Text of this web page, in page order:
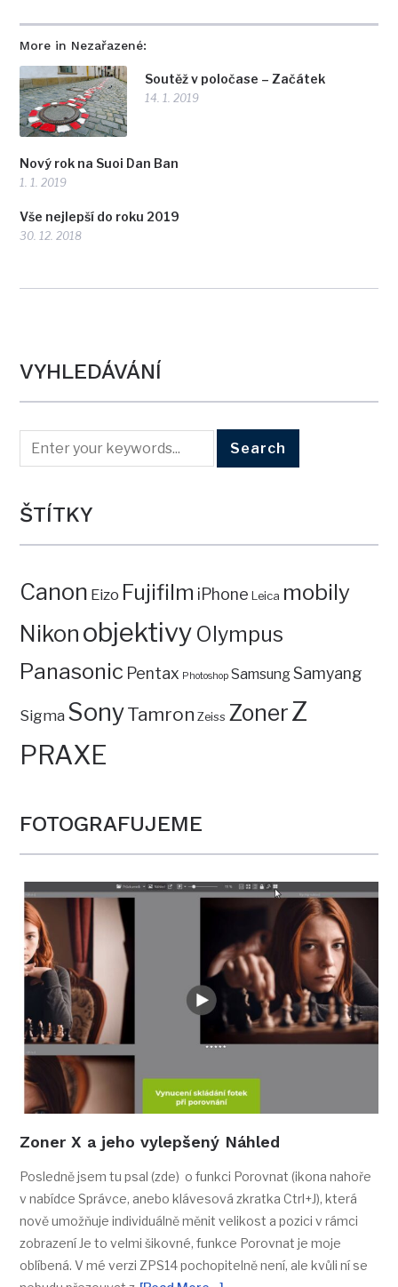
More in Nezařazené:
Soutěž v poločase – Začátek
14. 1. 2019
Nový rok na Suoi Dan Ban
1. 1. 2019
Vše nejlepší do roku 2019
30. 12. 2018
VYHLEDÁVÁNÍ
ŠTÍTKY
Canon Eizo Fujifilm iPhone Leica mobily
Nikon objektivy Olympus
Panasonic Pentax Photoshop SamsungSamyang
Sigma SonyTamron Zeiss ZonerZ
PRAXE
FOTOGRAFUJEME
Zoner X a jeho vylepšený Náhled
Posledně jsem tu psal (zde) o funkci Porovnat (ikona nahoře
v nabídce Správce, anebo klávesová zkratka Ctrl+J), která
nově umožňuje individuálně měnit velikost a pozici v rámci
zobrazení Je to velmi šikovné, funkce Porovnat je moje
oblíbená. V mé verzi ZPS14 pochopitelně není, ale kvůli ní se